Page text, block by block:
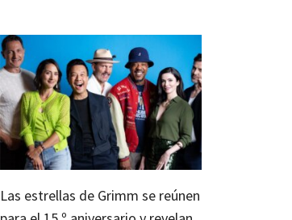
Las estrellas de Grimm se reúnen